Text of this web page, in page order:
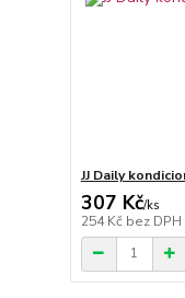
JJ Daily
307 Kč/ks
254 Kč bez DPH